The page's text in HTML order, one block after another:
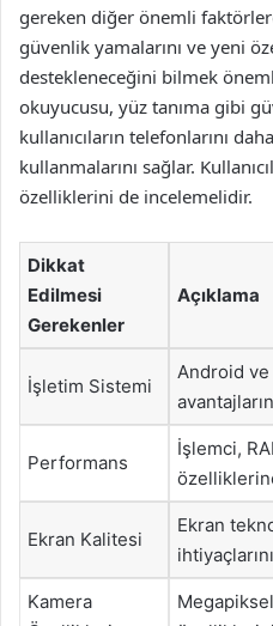
gereken diğer önemli
güvenlik yamalarını ve yeni
destekleneceğini bilmek
okuyucusu, yüz tanıma gibi
kullanıcıların telefonlarını
kullanmalarını sağlar.
özelliklerini de incelemelidir.
Dikkat
Edilmesi
Gerekenler
Açıklama
İşletim Sistemi
Android ve
Performans
İşlemci,
Ekran Kalitesi
Ekran
Kamera